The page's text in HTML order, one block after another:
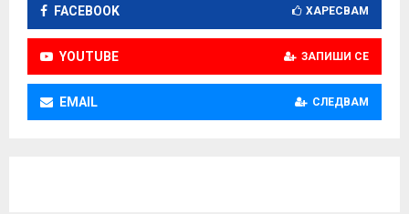
FACEBOOK ХАРЕСВАМ
YOUTUBE ЗАПИШИ СЕ
EMAIL СЛЕДВАМ